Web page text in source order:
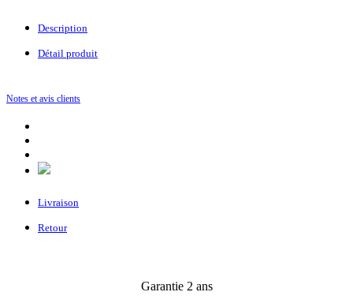
Description
Détail produit
Notes et avis clients
Livraison
Retour
Garantie 2 ans